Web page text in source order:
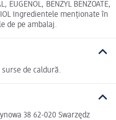
EUGENOL, BENZYL BENZOATE,
Ingredientele menționate în
de pe ambalaj.
de caldură.
38 62-020 Swarzędz